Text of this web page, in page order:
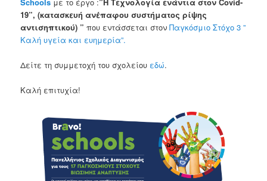
19”, (κατασκευή ανέπαφου συστήματος ρίψης
αντισηπτικού) ”που εντάσσεται στονΠαγκόσμιο Στόχο 3 ”
Καλή υγεία και ευημερία”.
Δείτε τη συμμετοχή του σχολείου εδώ.
Καλή επιτυχία!